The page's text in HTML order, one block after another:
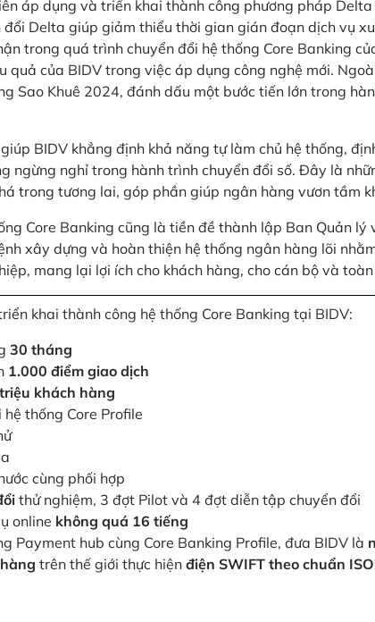
áp dụng và triển khai thành công phương pháp
đổi Delta giúp giảm thiểu thời gian gián đoạn dịch vụ
trong quá trình chuyển đổi hệ thống Core Banking
quả của BIDV trong việc áp dụng công nghệ mới.
Sao Khuê 2024, đánh dấu một bước tiến lớn trong
BIDV khẳng định khả năng tự làm chủ hệ thống,
ngừng nghỉ trong hành trình chuyển đổi số. Đây là
trong tương lai, góp phần giúp ngân hàng vươn tầm
Core Banking cũng là tiền đề thành lập Ban Quản lý
xây dựng và hoàn thiện hệ thống ngân hàng lõi
mang lại lợi ích cho khách hàng, cho cán bộ và
khai thành công hệ thống Core Banking tại BIDV:
30 tháng
1.000 điểm giao dịch
khách hàng
thống Core Profile
cùng phối hợp
thử nghiệm, 3 đợt Pilot và 4 đợt diễn tập chuyển đổi
online không quá 16 tiếng
Payment hub cùng Core Banking Profile, đưa BIDV là
trên thế giới thực hiện điện SWIFT theo chuẩn